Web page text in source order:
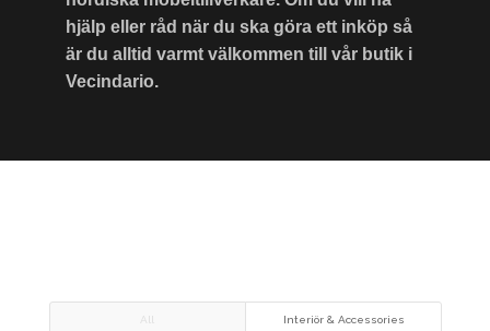
hjälp eller råd när du ska göra ett inköp så
är du alltid varmt välkommen till vår butik i
Vecindario.
Interiör & Accessories